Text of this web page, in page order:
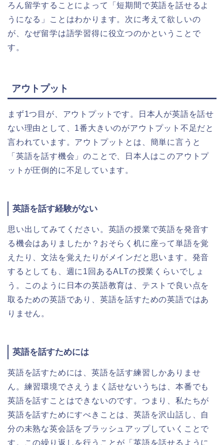
ろん留学することによって「短期間で英語を話せるよ
うになる」ことはわかります。次に考えて欲しいの
が、なぜ留学は語学習得に役立つのかということで
す。
アウトプット
まず1つ目が、アウトプットです。日本人が英語を話せ
ない理由として、1番大きいのがアウトプット不足だと
言われています。アウトプットとは、簡単に言うと
「英語を話す機会」のことで、日本人はこのアウトプ
ットが圧倒的に不足しています。
英語を話す経験がない
思い出してみてください。英語の授業で英語を発音す
る機会はありましたか？おそらく机に座って単語を覚
えたり、文法を覚えたりがメインだと思います。発音
するとしても、週に1回あるALTの授業くらいでしょ
う。このように日本の英語教育は、テストで良い点を
取るための英語であり、英語を話すための英語ではあ
りません。
英語を話すためには
英語を話すためには、英語を話す練習しかありませ
ん。練習環境でさえうまく話せないうちは、本番でも
英語を話すことはできないのです。つまり、私たちが
英語を話すためにすべきことは、英語を沢山話し、自
分の未熟な英会話をブラッシュアップしていくことで
す。この繰り返しを行うことが「英語を話せるように